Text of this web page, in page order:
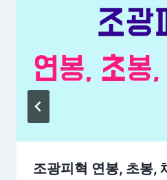
조광피혁 연봉, 초봉,